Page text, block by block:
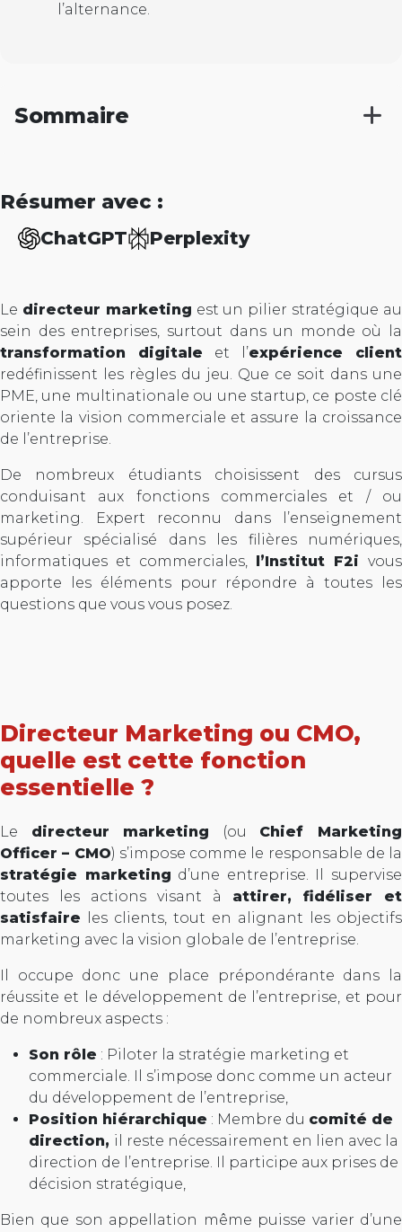
l’alternance.
Sommaire
Résumer avec :
ChatGPT Perplexity
Le directeur marketing est un pilier stratégique au
sein des entreprises, surtout dans un monde où la
transformation digitale et l’expérience client
redéfinissent les règles du jeu. Que ce soit dans une
PME, une multinationale ou une startup, ce poste clé
oriente la vision commerciale et assure la croissance
de l’entreprise.
De nombreux étudiants choisissent des cursus
conduisant aux fonctions commerciales et / ou
marketing. Expert reconnu dans l’enseignement
supérieur spécialisé dans les filières numériques,
informatiques et commerciales, l’Institut F2i vous
apporte les éléments pour répondre à toutes les
questions que vous vous posez.
Directeur Marketing ou CMO,
quelle est cette fonction
essentielle ?
Le directeur marketing (ou Chief Marketing
Officer – CMO) s’impose comme le responsable de la
stratégie marketing d’une entreprise. Il supervise
toutes les actions visant à attirer, fidéliser et
satisfaire les clients, tout en alignant les objectifs
marketing avec la vision globale de l’entreprise.
Il occupe donc une place prépondérante dans la
réussite et le développement de l’entreprise, et pour
de nombreux aspects :
Son rôle : Piloter la stratégie marketing et
commerciale. Il s’impose donc comme un acteur
du développement de l’entreprise,
Position hiérarchique : Membre du comité de
direction, il reste nécessairement en lien avec la
direction de l’entreprise. Il participe aux prises de
décision stratégique,
Bien que son appellation même puisse varier d’une